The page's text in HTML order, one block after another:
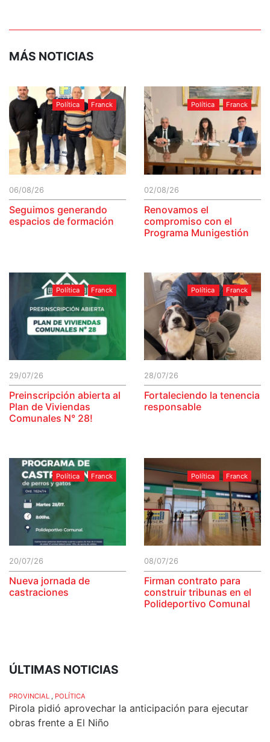
MÁS NOTICIAS
Política Franck
06/08/26
Seguimos generando
espacios de formación
Política Franck
02/08/26
Renovamos el
compromiso con el
Programa Munigestión
Política Franck
29/07/26
Preinscripción abierta al
Plan de Viviendas
Comunales N° 28!
Política Franck
28/07/26
Fortaleciendo la tenencia
responsable
Política Franck
20/07/26
Nueva jornada de
castraciones
Política Franck
08/07/26
Firman contrato para
construir tribunas en el
Polideportivo Comunal
ÚLTIMAS NOTICIAS
PROVINCIAL , POLÍTICA
Pirola pidió aprovechar la anticipación para ejecutar
obras frente a El Niño